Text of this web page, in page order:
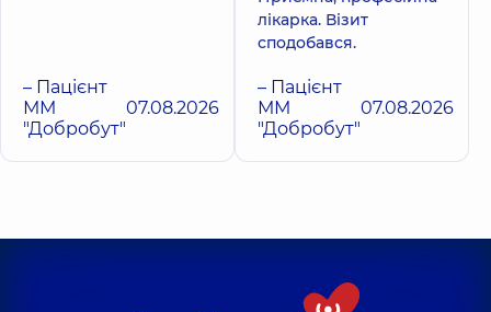
– Пацієнт
ММ
"Добробут"
07.08.2026
лікарка. Візит
сподобався.
– Пацієнт
ММ
"Добробут"
07.08.2026